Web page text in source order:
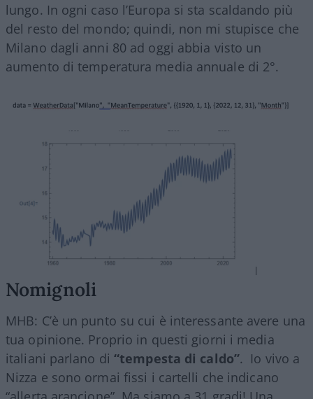
lungo. In ogni caso l’Europa si sta scaldando più
del resto del mondo; quindi, non mi stupisce che
Milano dagli anni 80 ad oggi abbia visto un
aumento di temperatura media annuale di 2°.
Nomignoli
MHB: C’è un punto su cui è interessante avere una
tua opinione. Proprio in questi giorni i media
italiani parlano di“tempesta di caldo”. Io vivo a
Nizza e sono ormai fissi i cartelli che indicano